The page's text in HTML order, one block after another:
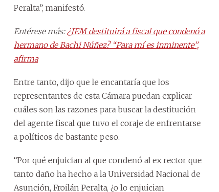
Peralta”, manifestó.
Entérese más: ¿JEM destituirá a fiscal que condenó a
hermano de Bachi Núñez? “Para mí es inminente”,
afirma
Entre tanto, dijo que le encantaría que los
representantes de esta Cámara puedan explicar
cuáles son las razones para buscar la destitución
del agente fiscal que tuvo el coraje de enfrentarse
a políticos de bastante peso.
“Por qué enjuician al que condenó al ex rector que
tanto daño ha hecho a la Universidad Nacional de
Asunción, Froilán Peralta, ¿o lo enjuician